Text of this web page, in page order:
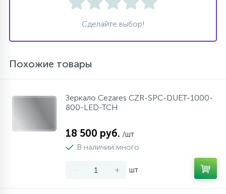
Сделайте выбор!
Похожие товары
Зеркало Cezares CZR-SPC-DUET-1000-
800-LED-TCH
18 500 руб. /шт
В наличии много
- + шт